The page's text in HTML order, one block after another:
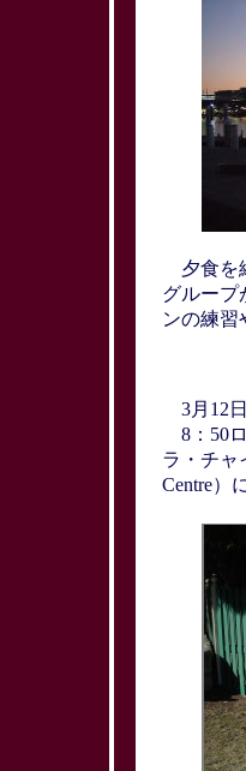
夕食を
グループ
ンの練習
3月12
8：50
ラ・チャ
Centre）